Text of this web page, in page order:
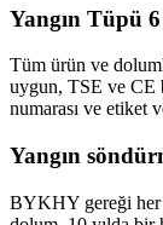
Yangın Tüpü
Tüm ürün ve
uygun, TSE ve CE
numarası ve etiket
Yangın
BYKHY gereği her